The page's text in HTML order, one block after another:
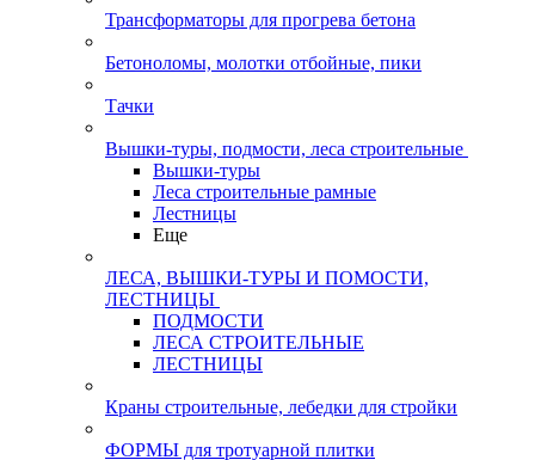
Трансформаторы для прогрева бетона
Бетоноломы, молотки отбойные, пики
Тачки
Вышки-туры, подмости, леса строительные
Вышки-туры
Леса строительные рамные
Лестницы
Еще
ЛЕСА, ВЫШКИ-ТУРЫ И ПОМОСТИ,
ЛЕСТНИЦЫ
ПОДМОСТИ
ЛЕСА СТРОИТЕЛЬНЫЕ
ЛЕСТНИЦЫ
Краны строительные, лебедки для стройки
ФОРМЫ для тротуарной плитки